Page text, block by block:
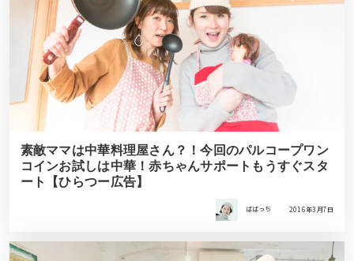
素敵ママは中華料理屋さん？！今回のパルコープワン
コインお試しは中華！赤ちゃんサポートもうすぐスタ
ート【ひらつー広告】
ばばっち 2016年3月7日